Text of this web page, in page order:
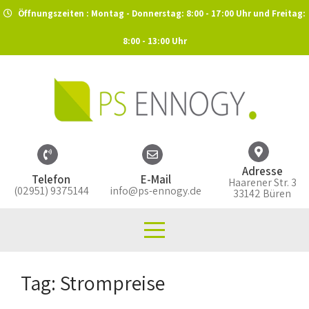
Öffnungszeiten : Montag - Donnerstag: 8:00 - 17:00 Uhr und Freitag:
8:00 - 13:00 Uhr
Telefon
(02951) 9375144
E-Mail
info@ps-ennogy.de
Adresse
Haarener Str. 3
33142 Büren
Tag: Strompreise